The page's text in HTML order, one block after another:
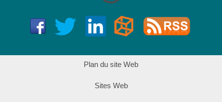
Plan du site Web
Sites Web